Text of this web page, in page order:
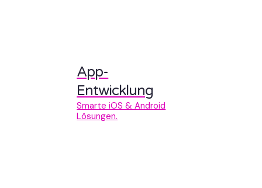
App-
Entwicklung
Smarte iOS & Android
Lösungen.